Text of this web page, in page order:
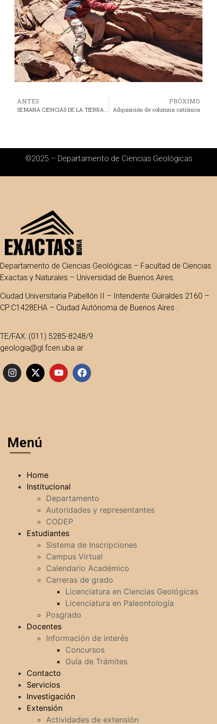
ANTES PRÓXIMO
Adquisición de columna catiónica
©2025 – Departamento de Ciencias Geológicas
Departamento de Ciencias Geológicas – Facultad de Ciencias
Exactas y Naturales – Universidad de Buenos Aires.
Ciudad Universitaria Pabellón II – Intendente Güiraldes 2160 –
CP:C1428EHA – Ciudad Autónoma de Buenos Aires .
TE/FAX: (011) 5285-8248/9
geologia@gl.fcen.uba.ar
Menú
Home
Institucional
Departamento
Autoridades y representantes
CODEP
Estudiantes
Sistema de Inscripciones
Campus Virtual
Calendario Académico
Carreras de grado
Licenciatura en Ciencias Geológicas
Licenciatura en Paleontología
Posgrado
Docentes
Información de interés
Concursos
Guía de Trámites
Contacto
Servicios
Investigación
Extensión
Actividades de extensión